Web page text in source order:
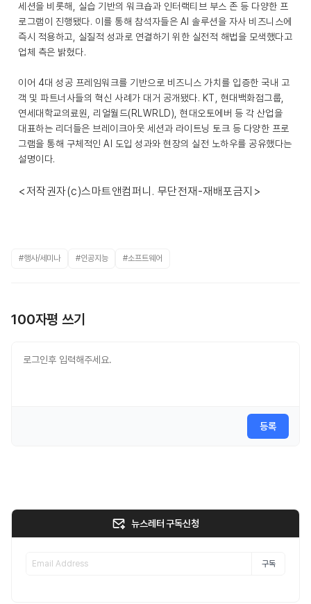
세션을 비롯해, 실습 기반의 워크숍과 인터랙티브 부스 존 등 다양한 프
로그램이 진행됐다. 이를 통해 참석자들은 AI 솔루션을 자사 비즈니스에
즉시 적용하고, 실질적 성과로 연결하기 위한 실전적 해법을 모색했다고
업체 측은 밝혔다.
이어 4대 성공 프레임워크를 기반으로 비즈니스 가치를 입증한 국내 고
객 및 파트너사들의 혁신 사례가 대거 공개됐다. KT, 현대백화점그룹,
연세대학교의료원, 리얼월드(RLWRLD), 현대오토에버 등 각 산업을
대표하는 리더들은 브레이크아웃 세션과 라이트닝 토크 등 다양한 프로
그램을 통해 구체적인 AI 도입 성과와 현장의 실전 노하우를 공유했다는
설명이다.
<저작권자(c)스마트앤컴퍼니. 무단전재-재배포금지>
#행사/세미나 #인공지능 #소프트웨어
100자평 쓰기
등록
뉴스레터 구독신청
구독